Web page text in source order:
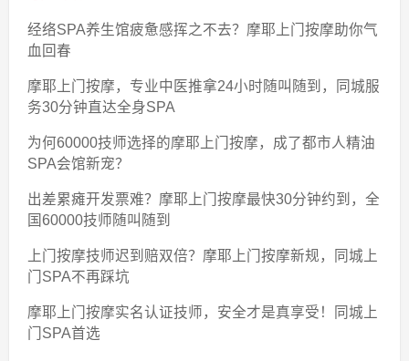
经络SPA养生馆疲惫感挥之不去？摩耶上门按摩助你气
血回春
摩耶上门按摩，专业中医推拿24小时随叫随到，同城服
务30分钟直达全身SPA
为何60000技师选择的摩耶上门按摩，成了都市人精油
SPA会馆新宠？
出差累瘫开发票难？摩耶上门按摩最快30分钟约到，全
国60000技师随叫随到
上门按摩技师迟到赔双倍？摩耶上门按摩新规，同城上
门SPA不再踩坑
摩耶上门按摩实名认证技师，安全才是真享受！同城上
门SPA首选